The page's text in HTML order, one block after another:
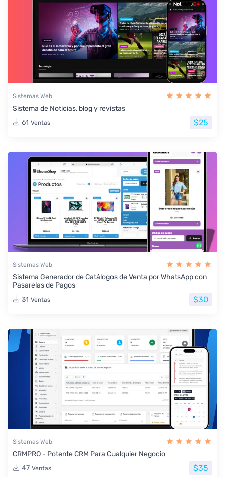
Sistemas Web
Sistema de Noticias, blog y revistas
61 Ventas $25
Sistemas Web
Sistema Generador de Catálogos de Venta por WhatsApp con
Pasarelas de Pagos
31 Ventas $30
Sistemas Web
CRMPRO - Potente CRM Para Cualquier Negocio
47 Ventas $35